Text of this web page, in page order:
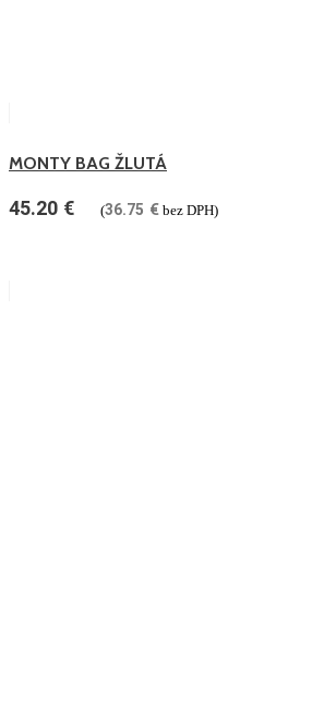
MONTY BAG ŽLUTÁ
45.20 € (36.75 € bez DPH)